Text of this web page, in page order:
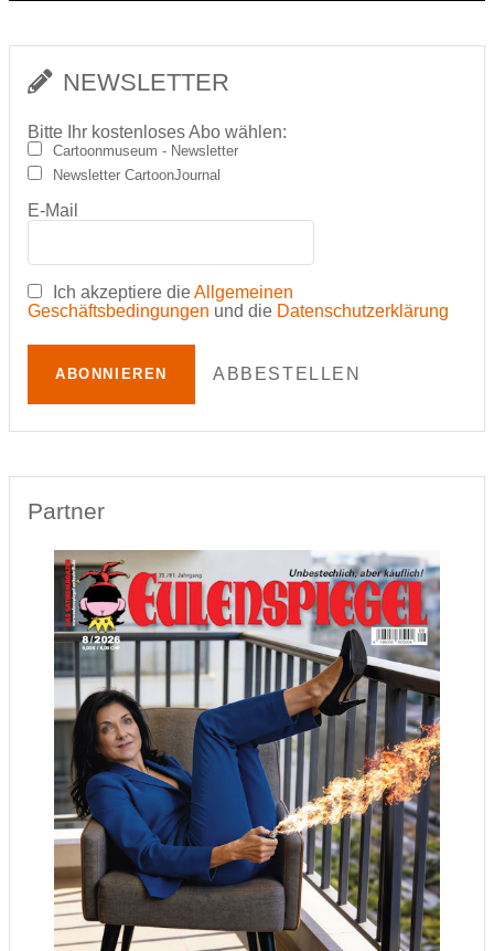
NEWSLETTER
Bitte Ihr kostenloses Abo wählen:
Cartoonmuseum - Newsletter
Newsletter CartoonJournal
E-Mail
Ich akzeptiere dieAllgemeinen
Geschäftsbedingungen und die Datenschutzerklärung
ABONNIEREN ABBESTELLEN
Partner